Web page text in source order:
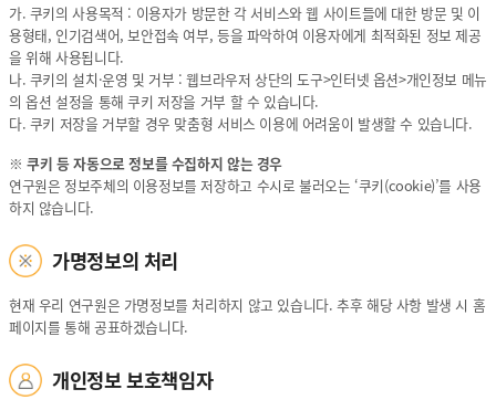
가. 쿠키의 사용목적 : 이용자가 방문한 각 서비스와 웹 사이트들에 대한 방문 및 이
용형태, 인기검색어, 보안접속 여부, 등을 파악하여 이용자에게 최적화된 정보 제공
을 위해 사용됩니다.
나. 쿠키의 설치·운영 및 거부 : 웹브라우저 상단의 도구>인터넷 옵션>개인정보 메뉴
의 옵션 설정을 통해 쿠키 저장을 거부 할 수 있습니다.
다. 쿠키 저장을 거부할 경우 맞춤형 서비스 이용에 어려움이 발생할 수 있습니다.
※ 쿠키 등 자동으로 정보를 수집하지 않는 경우
연구원은 정보주체의 이용정보를 저장하고 수시로 불러오는 ‘쿠키(cookie)’를 사용
하지 않습니다.
가명정보의 처리
현재 우리 연구원은 가명정보를 처리하지 않고 있습니다. 추후 해당 사항 발생 시 홈
페이지를 통해 공표하겠습니다.
개인정보 보호책임자